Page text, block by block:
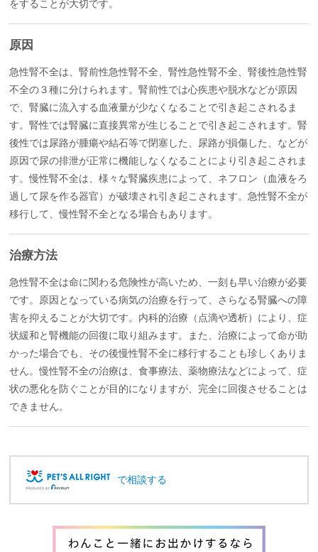
をすることが大切です。
原因
急性腎不全は、腎前性急性腎不全、腎性急性腎不全、腎後性急性腎
不全の３種に分けられます。腎前性では心疾患や脱水などが原因
で、腎臓に流入する血液量が少なくなることで引き起こされるま
す。腎性では腎臓に直接異常が生じることで引き起こされます。腎
後性では尿路が腫瘍や結石等で閉塞した、尿路が損傷した、などが
原因で尿の排泄が正常に機能しなくなることにより引き起こされま
す。慢性腎不全は、様々な腎臓疾患によって、ネフロン（血液をろ
過して尿を作る器官）が破壊され引き起こされます。急性腎不全が
移行して、慢性腎不全となる場合もあります。
治療方法
急性腎不全は命に関わる危険性が高いため、一刻も早い治療が必要
です。原因となっている病気の治療を行って、さらなる腎臓への障
害を抑えることが大切です。内科的治療（点滴や透析）により、症
状緩和と腎機能の回復に取り組みます。また、治療によって命が助
かった場合でも、その後慢性腎不全に移行することも珍しくありま
せん。慢性腎不全の治療は、食事療法、薬物療法などによって、症
状の悪化を防ぐことが目的になりますが、完全に回復させることは
できません。
で相談する